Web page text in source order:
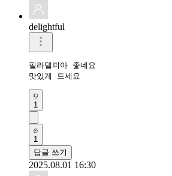
delightful
필라델피아 좋네요
맛있게 드세요
1
1
답글 쓰기
2025.08.01 16:30